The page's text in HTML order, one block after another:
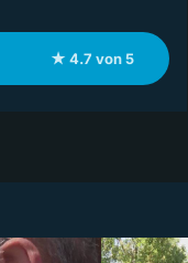
★ 4.7 von 5